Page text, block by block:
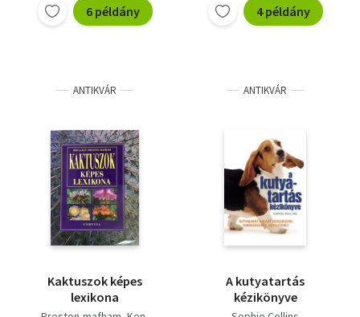
6 példány 4 példány
ANTIKVÁR
Kaktuszok képes
lexikona
ANTIKVÁR
A kutyatartás
kézikönyve